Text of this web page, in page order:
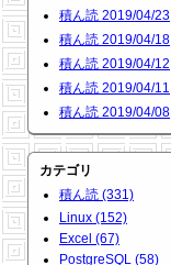
積ん読 2019/04/23
積ん読 2019/04/18
積ん読 2019/04/12
積ん読 2019/04/11
積ん読 2019/04/08
カテゴリ
積ん読 (331)
Linux (152)
Excel (67)
PostgreSQL (58)